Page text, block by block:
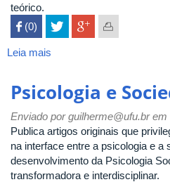
teórico.
 (0)
Leia mais
Estudo
Psicologia e
Enviado porguilherme@ufu.brem
Publica artigos originais que
na interface entre a psicologia e a
desenvolvimento da Psicologia
transformadora e interdisciplinar.